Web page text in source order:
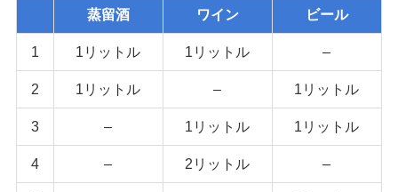
蒸留酒 ワイン ビール
1 1リットル 1リットル –
2 1リットル – 1リットル
3 – 1リットル 1リットル
4 – 2リットル –